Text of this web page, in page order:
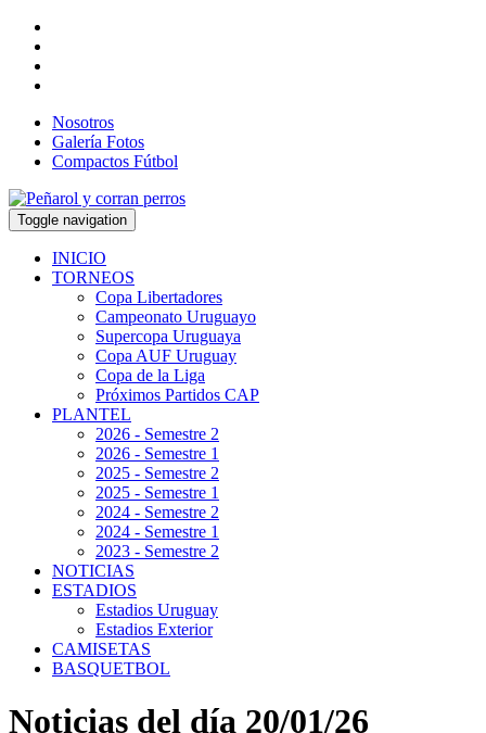
Nosotros
Galería Fotos
Compactos Fútbol
Toggle navigation
INICIO
TORNEOS
Copa Libertadores
Campeonato Uruguayo
Supercopa Uruguaya
Copa AUF Uruguay
Copa de la Liga
Próximos Partidos CAP
PLANTEL
2026 - Semestre 2
2026 - Semestre 1
2025 - Semestre 2
2025 - Semestre 1
2024 - Semestre 2
2024 - Semestre 1
2023 - Semestre 2
NOTICIAS
ESTADIOS
Estadios Uruguay
Estadios Exterior
CAMISETAS
BASQUETBOL
Noticias del día 20/01/26